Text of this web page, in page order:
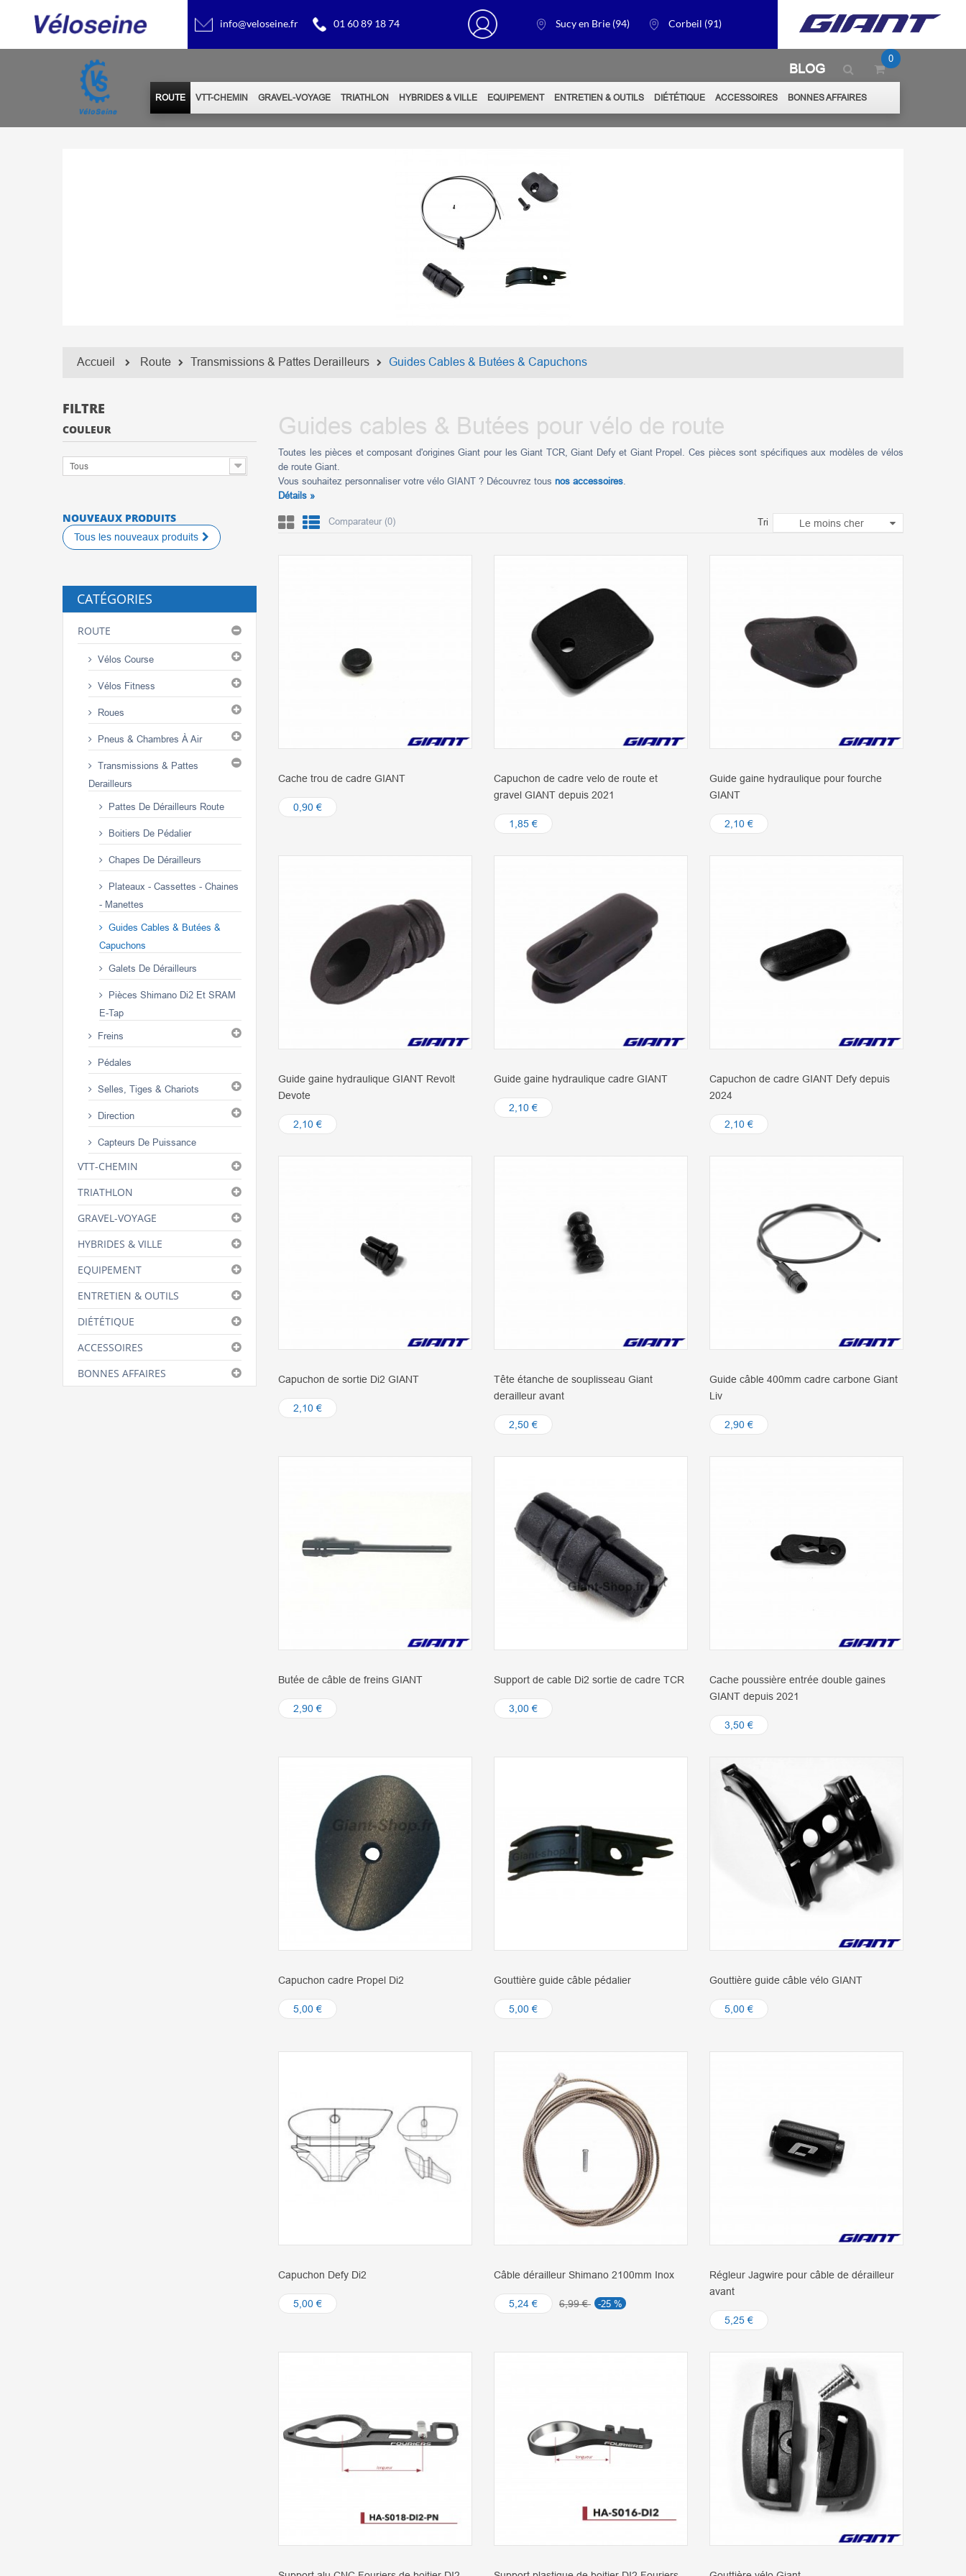
info@veloseine.fr 01 60 89 18 74 Sucy en Brie (94) Corbeil (91)
BLOG
0
ROUTE VTT-CHEMIN GRAVEL-VOYAGE TRIATHLON HYBRIDES & VILLE EQUIPEMENT ENTRETIEN & OUTILS DIÉTÉTIQUE ACCESSOIRES BONNES AFFAIRES
Accueil Route Transmissions & Pattes Derailleurs Guides Cables & Butées & Capuchons
FILTRE
COULEUR
Tous
NOUVEAUX PRODUITS
Tous les nouveaux produits
CATÉGORIES
ROUTE
Vélos Course
Vélos Fitness
Roues
Pneus & Chambres À Air
Transmissions & Pattes
Derailleurs
Pattes De Dérailleurs Route
Boitiers De Pédalier
Chapes De Dérailleurs
Plateaux - Cassettes - Chaines
- Manettes
Guides Cables & Butées &
Capuchons
Galets De Dérailleurs
Pièces Shimano Di2 Et SRAM
E-Tap
Freins
Pédales
Selles, Tiges & Chariots
Direction
Capteurs De Puissance
VTT-CHEMIN
TRIATHLON
GRAVEL-VOYAGE
HYBRIDES & VILLE
EQUIPEMENT
ENTRETIEN & OUTILS
DIÉTÉTIQUE
ACCESSOIRES
BONNES AFFAIRES
Guides cables & Butées pour vélo de route
Toutes les pièces et composant d'origines Giant pour les Giant TCR, Giant Defy et Giant Propel. Ces pièces sont spécifiques aux modèles de vélos
de route Giant.
Vous souhaitez personnaliser votre vélo GIANT ? Découvrez tous nos accessoires
Détails »
Comparateur (0) Tri Le moins cher
Cache trou de cadre GIANT
0,90 €
Capuchon de cadre velo de route et
gravel GIANT depuis 2021
1,85 €
Guide gaine hydraulique pour fourche
GIANT
2,10 €
Guide gaine hydraulique GIANT Revolt
Devote
2,10 €
Guide gaine hydraulique cadre GIANT
2,10 €
Capuchon de cadre GIANT Defy depuis
2024
2,10 €
Capuchon de sortie Di2 GIANT
2,10 €
Tête étanche de souplisseau Giant
derailleur avant
2,50 €
Guide câble 400mm cadre carbone Giant
Liv
2,90 €
Butée de câble de freins GIANT
2,90 €
Support de cable Di2 sortie de cadre TCR
3,00 €
Cache poussière entrée double gaines
GIANT depuis 2021
3,50 €
Capuchon cadre Propel Di2
5,00 €
Gouttière guide câble pédalier
5,00 €
Gouttière guide câble vélo GIANT
5,00 €
Capuchon Defy Di2
5,00 €
Câble dérailleur Shimano 2100mm Inox
5,24 € 6,99 € -25 %
Régleur Jagwire pour câble de dérailleur
avant
5,25 €